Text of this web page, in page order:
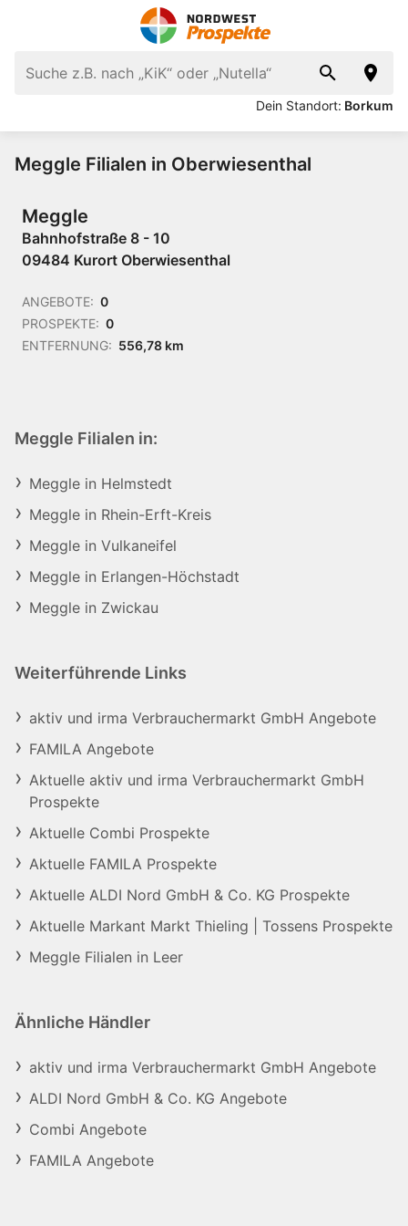
Dein Standort: Borkum
Meggle Filialen in Oberwiesenthal
Meggle
Bahnhofstraße 8 - 10
09484 Kurort Oberwiesenthal
ANGEBOTE: 0
PROSPEKTE: 0
ENTFERNUNG: 556,78 km
Meggle Filialen in:
Meggle in Helmstedt
Meggle in Rhein-Erft-Kreis
Meggle in Vulkaneifel
Meggle in Erlangen-Höchstadt
Meggle in Zwickau
Weiterführende Links
aktiv und irma Verbrauchermarkt GmbH Angebote
FAMILA Angebote
Aktuelle aktiv und irma Verbrauchermarkt GmbH
Prospekte
Aktuelle Combi Prospekte
Aktuelle FAMILA Prospekte
Aktuelle ALDI Nord GmbH & Co. KG Prospekte
Aktuelle Markant Markt Thieling | Tossens Prospekte
Meggle Filialen in Leer
Ähnliche Händler
aktiv und irma Verbrauchermarkt GmbH Angebote
ALDI Nord GmbH & Co. KG Angebote
Combi Angebote
FAMILA Angebote